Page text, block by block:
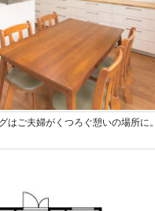
はご夫婦がくつろぐ憩いの場所に。